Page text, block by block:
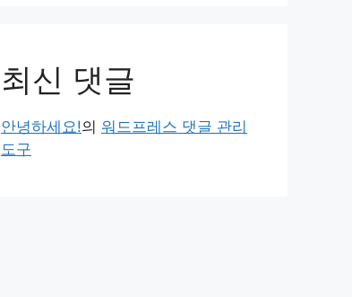
최신 댓글
안녕하세요!의 워드프레스 댓글 관리
도구